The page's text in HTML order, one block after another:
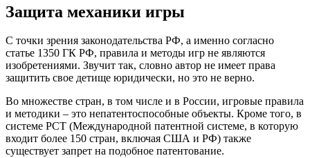
Защита механики игры
С точки зрения законодательства РФ, а именно согласно
статье 1350 ГК РФ, правила и методы игр не являются
изобретениями. Звучит так, словно автор не имеет права
защитить свое детище юридически, но это не верно.
Во множестве стран, в том числе и в России, игровые правила
и методики – это непатентоспособные объекты. Кроме того, в
системе PCT (Международной патентной системе, в которую
входит более 150 стран, включая США и РФ) также
существует запрет на подобное патентование.